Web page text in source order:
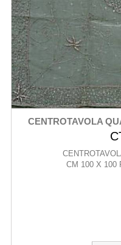
CENTROTAVOLA
CM 100 X 100